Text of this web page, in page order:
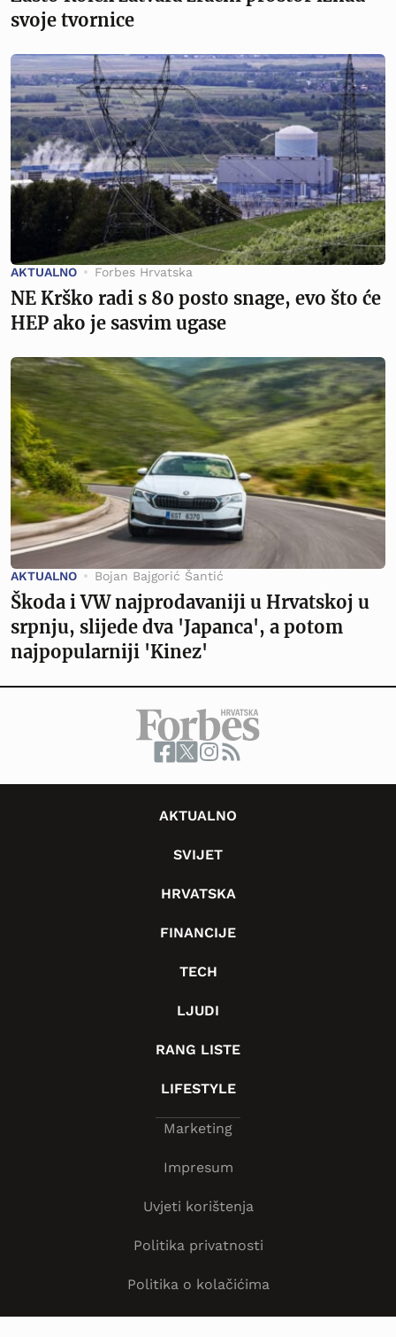
svoje tvornice
AKTUALNO Forbes Hrvatska
NE Krško radi s 80 posto snage, evo što će
HEP ako je sasvim ugase
AKTUALNO Bojan Bajgorić Šantić
Škoda i VW najprodavaniji u Hrvatskoj u
srpnju, slijede dva 'Japanca', a potom
najpopularniji 'Kinez'
AKTUALNO
SVIJET
HRVATSKA
FINANCIJE
TECH
LJUDI
RANG LISTE
LIFESTYLE
Marketing
Impresum
Uvjeti korištenja
Politika privatnosti
Politika o kolačićima